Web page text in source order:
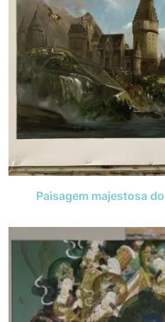
Paisagem majestosa